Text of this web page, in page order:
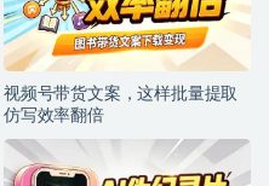
视频号带货文案，这样批量提取
仿写效率翻倍